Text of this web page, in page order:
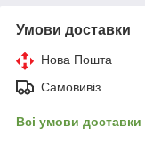
Умови доставки
Нова Пошта
Самовивіз
Всі умови доставки